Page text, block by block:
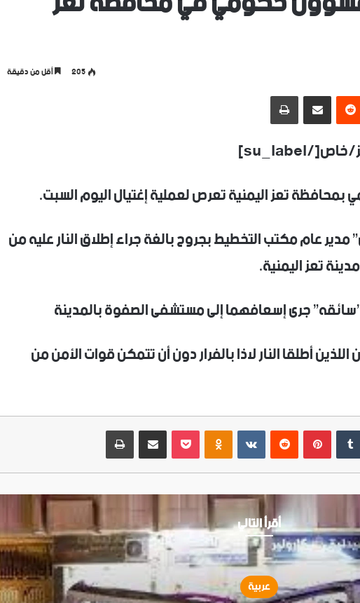
205
أقل من دقيقة
‏Reddit مشاركة عبر البريد طباعة
تعز اليمنية تعرص لعملية إغتيال اليوم السبت.
مدير عام مكتب التخطيط بجروح بالغة جراء إطلاق النار عليه من
تعز اليمنية.
جرى إسعافهما إلى مستشفى الصفوة بالمدينة
أطلقا النار لاذا بالفرار دون أن تتمكن قوات الأمن من
‏Tumblr بينتيريست
‏Reddit
‏VKontakte
Odnoklassniki
‫Pocketمشاركة عبر البريد طباعة
أقرأ التالي
عربية